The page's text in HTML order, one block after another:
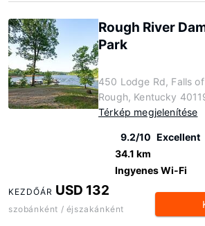
Rough River
Park
450 Lodge Rd, Falls of
Rough, Kentucky
Térkép megjelenítése
9.2/10 Excellent
34.1 km
Ingyenes Wi-Fi
KEZDŐÁR USD 132
szobánként / éjszakánként